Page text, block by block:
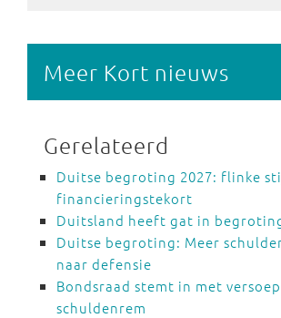
Meer Kort nieuws
Gerelateerd
Duitse begroting 2027: flinke
financieringstekort
Duitsland heeft gat in
Duitse begroting: Meer
naar defensie
Bondsraad stemt in met
schuldenrem